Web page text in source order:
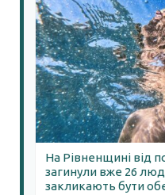
На Рівненщині від
загинули вже 26
закликають бути